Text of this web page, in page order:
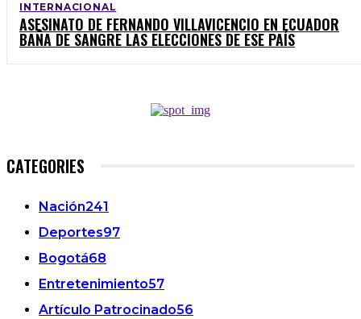
INTERNACIONAL
ASESINATO DE FERNANDO VILLAVICENCIO EN ECUADOR
BAÑA DE SANGRE LAS ELECCIONES DE ESE PAÍS
CATEGORIES
Nación241
Deportes97
Bogotá68
Entretenimiento57
Artículo Patrocinado56